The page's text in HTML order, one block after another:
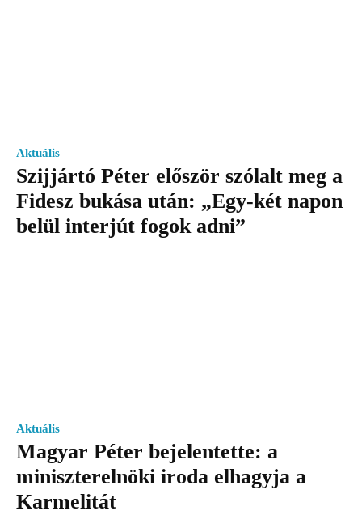
Aktuális
Szijjártó Péter először szólalt meg a
Fidesz bukása után: „Egy-két napon
belül interjút fogok adni”
Aktuális
Magyar Péter bejelentette: a
miniszterelnöki iroda elhagyja a
Karmelitát